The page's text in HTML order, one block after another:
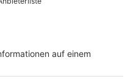
beginnen kann.
und verbale
sind in der Anklage noch